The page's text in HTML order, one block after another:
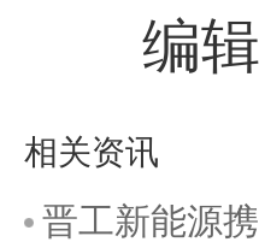
编辑
相关资讯
晋工新能源